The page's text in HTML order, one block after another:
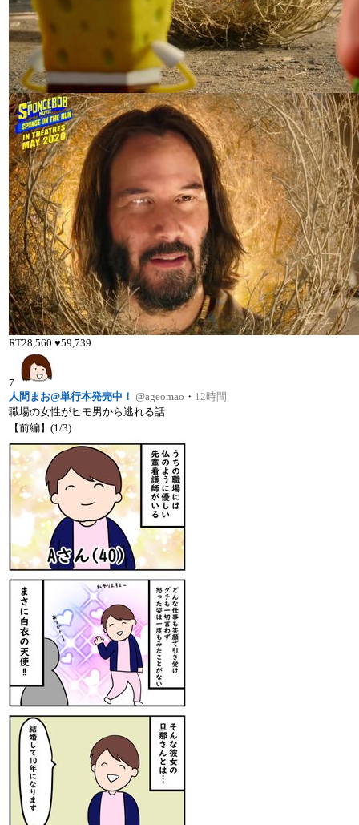
RT28,560♥59,739
7
人間まお@単行本発売中！ @ageomao ・ 12時間
職場の女性がヒモ男から逃れる話
【前編】(1/3)